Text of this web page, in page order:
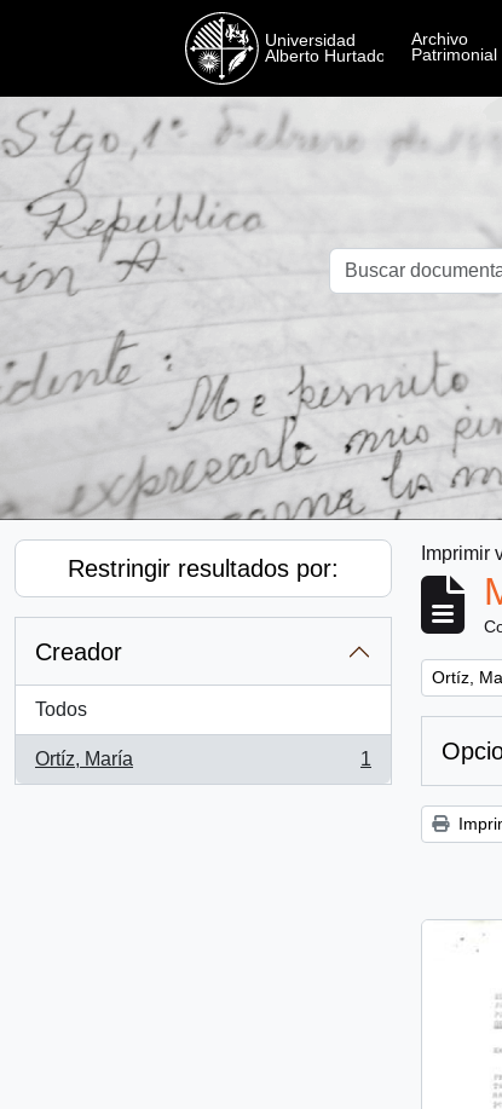
Restringir resultados por:
Creador
Todos
Ortíz, María
, 1 resultados
1
Imprimir
Remove
Ortíz,